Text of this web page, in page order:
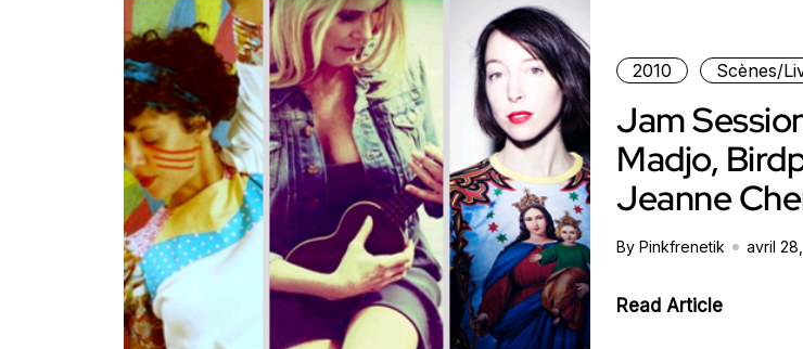
2010 Scènes/
Jam
Madjo,
Jeanne
By Pinkfrenetik avril
Read Article